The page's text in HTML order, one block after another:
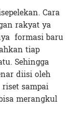
Cara
rakyat ya
formasi baru
tiap
Sehingga
diisi oleh
sampai
merangkul